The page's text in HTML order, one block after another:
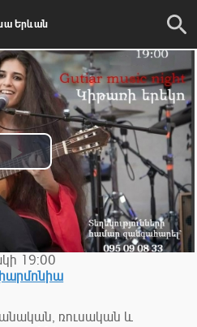
Երևան
19:00
ռուսական և